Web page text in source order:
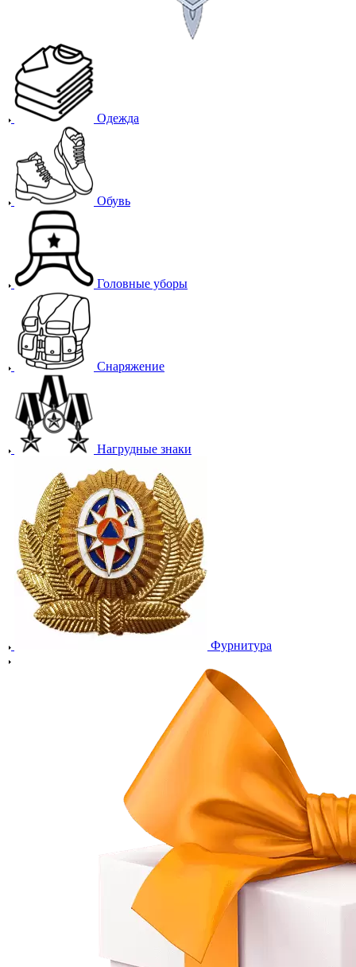
Одежда
Обувь
Головные уборы
Снаряжение
Нагрудные знаки
Фурнитура